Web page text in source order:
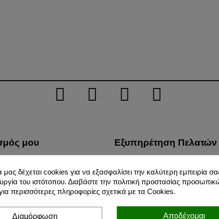
μου
προϊόντων μου
μου
μου πληροφορίες
Εξυπηρέτηση Πελατών
Προστασία Προσωπικών
Όροι Χρήσης
Για Εμάς
μας δέχεται cookies για να εξασφαλίσει την καλύτερη εμπειρία
του ιστότοπου. Διαβάστε την πολιτική προστασίας
περισσότερες πληροφορίες σχετικά με τα Cookies.
Αποδέχομαι
Διαμόρφωση